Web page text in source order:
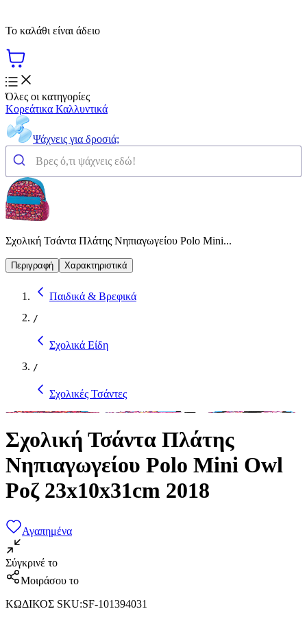
Το καλάθι είναι άδειο
Όλες οι κατηγορίες
Κορεάτικα Καλλυντικά
Ψάχνεις για δροσιά;
Σχολική Τσάντα Πλάτης Νηπιαγωγείου Polo Mini...
Περιγραφή Χαρακτηριστικά
Παιδικά & Βρεφικά
/
Σχολικά Είδη
/
Σχολικές Τσάντες
Σχολική Τσάντα Πλάτης
Νηπιαγωγείου Polo Mini Owl
Ροζ 23x10x31cm 2018
Αγαπημένα
Σύγκρινέ το
Μοιράσου το
ΚΩΔΙΚΟΣ SKU:SF-101394031